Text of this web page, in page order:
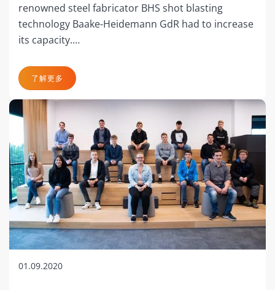
renowned steel fabricator BHS shot blasting
technology Baake-Heidemann GdR had to increase
its capacity.…
了解更多
01.09.2020